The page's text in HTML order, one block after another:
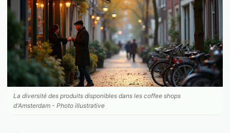
La diversité des produits disponibles dans les coffee shops
d'Amsterdam - Photo illustrative